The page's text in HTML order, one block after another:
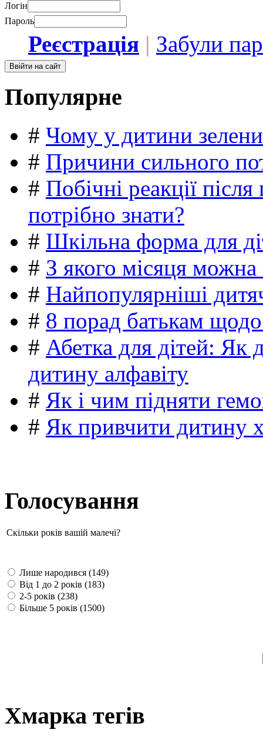
Логін
Пароль
Реєстрація | Забули
Популярне
# Чому у дитини
# Причини сильного
# Побічні реакції
потрібно знати?
# Шкільна форма для
# З якого місяця можна
# Найпопулярніші
# 8 порад батькам
# Абетка для дітей: Як
дитину алфавіту
# Як і чим підняти
# Як привчити дитину
Голосування
Скільки років вашій малечі?
Лише народився (149)
Від 1 до 2 років (183)
2-5 років (238)
Більше 5 років (1500)
Хмарка тегів